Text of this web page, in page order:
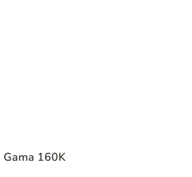
Gama 160K